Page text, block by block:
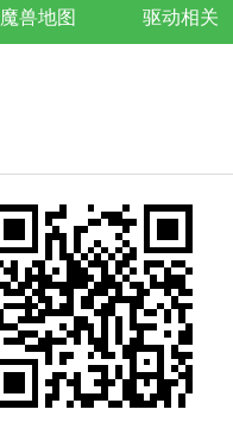
魔兽地图 驱动相关